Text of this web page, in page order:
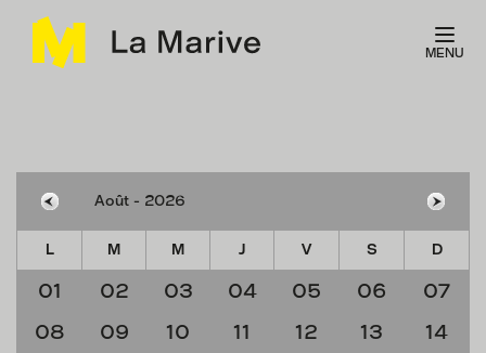
MENU
L M M J V S D
01 02 03 04 05 06
07
08
09 10 11 12 13
14